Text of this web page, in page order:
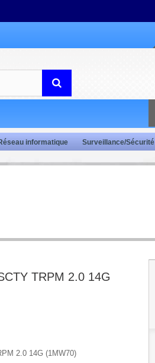
informatique Surveillance/Sécurité
TRPM 2.0 14G
2.0 14G (1MW70)